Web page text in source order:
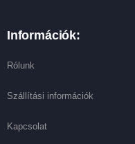
Információk:
Rólunk
Szállítási információk
Kapcsolat